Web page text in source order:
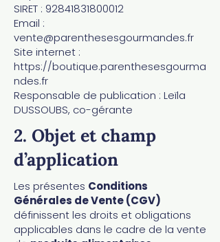
SIRET : 92841831800012
Email :
vente@parenthesesgourmandes.fr
Site internet :
https://boutique.parenthesesgourma
ndes.fr
Responsable de publication : Leïla
DUSSOUBS, co-gérante
2. Objet et champ
d’application
Les présentes Conditions
Générales de Vente (CGV)
définissent les droits et obligations
applicables dans le cadre de la vente